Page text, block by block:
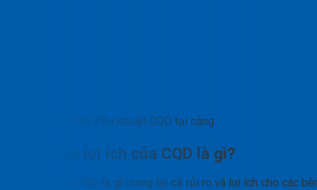
Thực tiễn điều khoản CQD tại cảng
Rủi ro và lợi ích của CQD là gì?
CQD là gì mang lại cả rủi ro và lợi ích cho các